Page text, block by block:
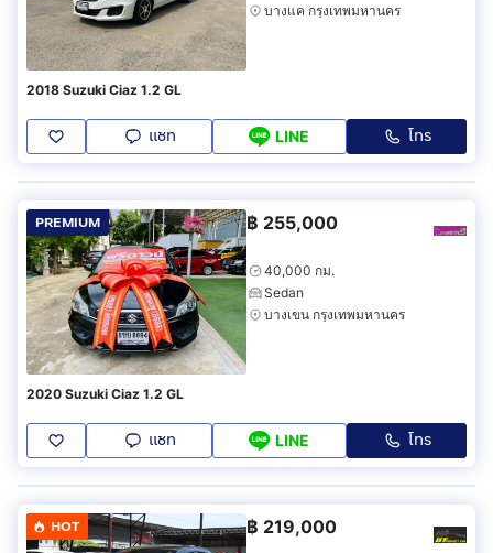
บางแค กรุงเทพมหานคร
2018 Suzuki Ciaz 1.2 GL
แชท LINE โทร
PREMIUM ฿ 255,000
40,000 กม.
Sedan
บางเขน กรุงเทพมหานคร
2020 Suzuki Ciaz 1.2 GL
แชท LINE โทร
HOT ฿ 219,000